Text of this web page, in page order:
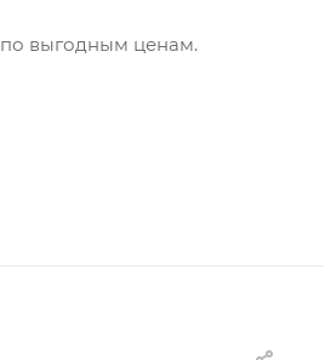
по выгодным ценам.